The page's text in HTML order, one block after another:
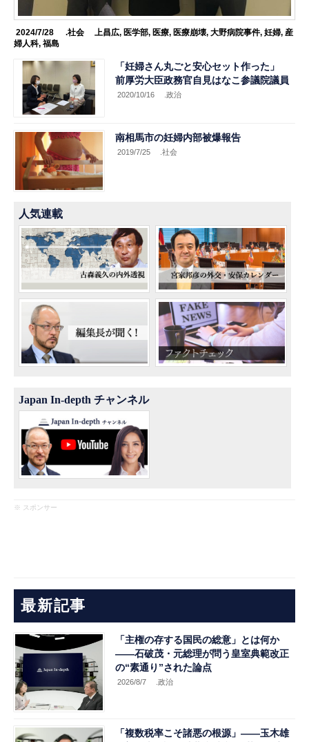
2024/7/28 .社会 上昌広, 医学部, 医療, 医療崩壊, 大野病院事件, 妊婦, 産
婦人科,福島
「妊婦さん丸ごと安心セット作った」
前厚労大臣政務官自見はなこ参議院議員
2020/10/16 .政治
南相馬市の妊婦内部被爆報告
2019/7/25 .社会
人気連載
Japan In-depth チャンネル
※ スポンサー
最新記事
「主権の存する国民の総意」とは何か
――石破茂・元総理が問う皇室典範改正
の“素通り”された論点
2026/8/7 .政治
「複数税率こそ諸悪の根源」――玉木雄